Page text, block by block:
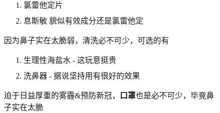
氯雷他定片
息斯敏 貌似有效成分还是氯雷他定
因为鼻子实在太脆弱，清洗必不可少，可选的有
生理性海盐水 - 这玩意挺贵
洗鼻器 - 据说坚持用有很好的效果
迫于日益厚重的雾霾&预防新冠， 口罩也是必不可少，毕竟鼻
子实在太脆